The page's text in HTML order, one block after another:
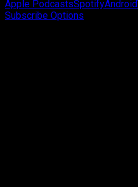
Apple PodcastsSpotifyAndroid
Subscribe Options